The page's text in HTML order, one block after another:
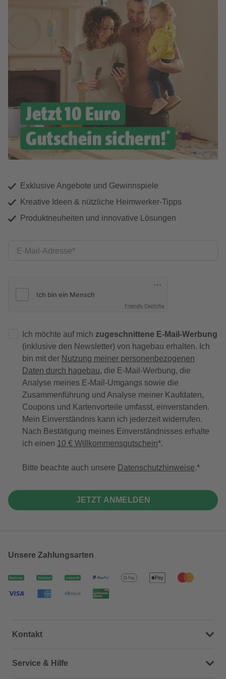
Exklusive Angebote und Gewinnspiele
Kreative Ideen & nützliche Heimwerker-Tipps
Produktneuheiten und innovative Lösungen
E-Mail-Adresse
Friendly Captcha
Ich möchte auf mich zugeschnittene E-Mail-Werbung
(inklusive den Newsletter) von hagebau erhalten. Ich
bin mit der Nutzung meiner personenbezogenen
Daten durch hagebau, die E-Mail-Werbung, die
Analyse meines E-Mail-Umgangs sowie die
Zusammenführung und Analyse meiner Kaufdaten,
Coupons und Kartenvorteile umfasst, einverstanden.
Mein Einverständnis kann ich jederzeit widerrufen.
Nach Bestätigung meines Einverständnisses erhalte
ich einen 10 € Willkommensgutschein*.
Bitte beachte auch unsere Datenschutzhinweise.
JETZT ANMELDEN
Unsere Zahlungsarten
Kontakt
Dein Kontakt zu uns
Service & Hilfe